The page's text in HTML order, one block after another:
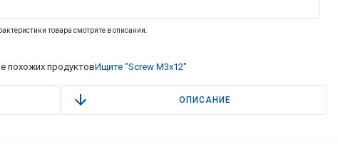
товара смотрите в описании.
похожих продуктовИщите "Screw M3x12"
ОПИСАНИЕ